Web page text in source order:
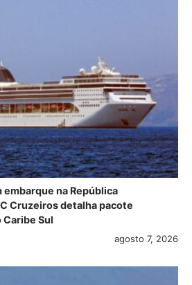
embarque na República
Cruzeiros detalha pacote
Sul
agosto 7, 2026